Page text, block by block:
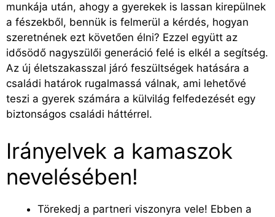
munkája után, ahogy a gyerekek is lassan kirepülnek
a fészekből, bennük is felmerül a kérdés, hogyan
szeretnének ezt követően élni? Ezzel együtt az
idősödő nagyszülői generáció felé is elkél a segítség.
Az új életszakasszal járó feszültségek hatására a
családi határok rugalmassá válnak, ami lehetővé
teszi a gyerek számára a külvilág felfedezését egy
biztonságos családi háttérrel.
Irányelvek a kamaszok
nevelésében!
Törekedj a partneri viszonyra vele! Ebben a